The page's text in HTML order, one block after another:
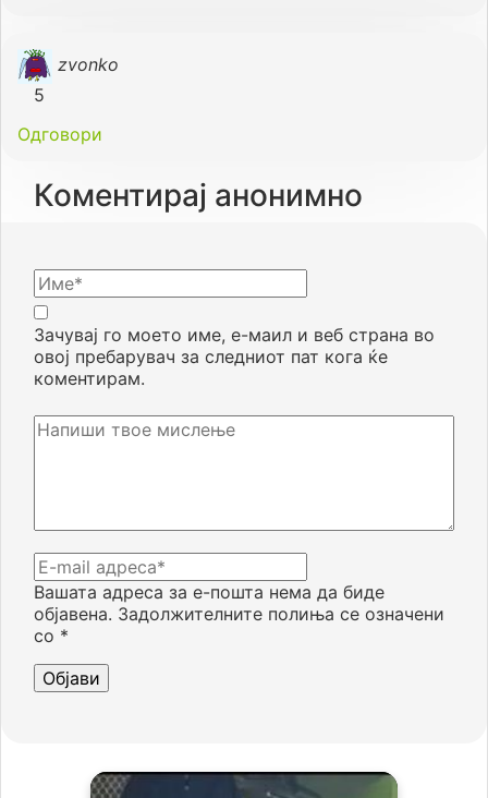
zvonko
5
Одговори
Коментирај анонимно
Вашата адреса за е-пошта нема да биде
објавена. Задолжителните полиња се означени
со *
Зачувај го моето име, е-маил и веб страна во
овој пребарувач за следниот пат кога ќе
коментирам.